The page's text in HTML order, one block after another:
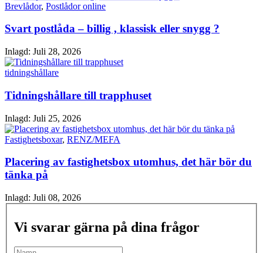
Brevlådor, Postlådor online
Svart postlåda – billig , klassisk eller snygg ?
Inlagd: Juli 28, 2026
tidningshållare
Tidningshållare till trapphuset
Inlagd: Juli 25, 2026
Fastighetsboxar, RENZ/MEFA
Placering av fastighetsbox utomhus, det här bör du
tänka på
Inlagd: Juli 08, 2026
Vi svarar gärna på dina frågor